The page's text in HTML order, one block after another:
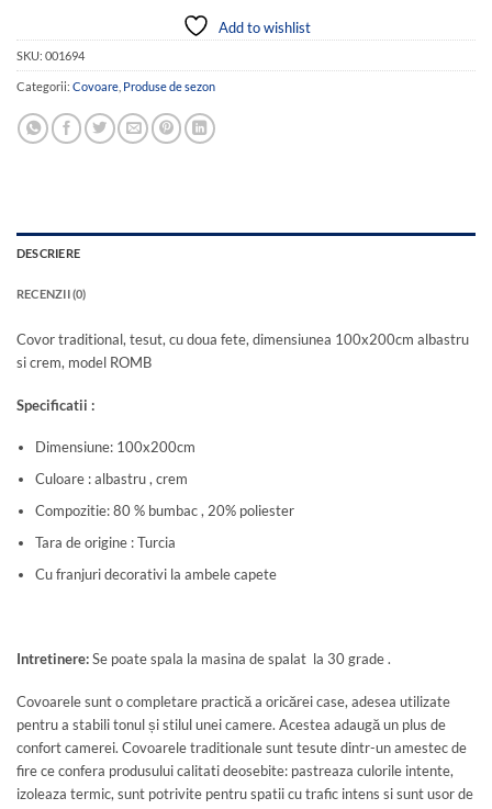
Add to wishlist
SKU: 001694
Categorii: Covoare Produse de sezon
DESCRIERE
RECENZII (0)
Covor traditional, tesut, cu doua fete, dimensiunea 100x200cm albastru
si crem, model ROMB
Specificatii :
Dimensiune: 100x200cm
Culoare : albastru , crem
Compozitie: 80 % bumbac , 20% poliester
Tara de origine : Turcia
Cu franjuri decorativi la ambele capete
Intretinere:Se poate spala la masina de spalat la 30 grade .
Covoarele sunt o completare practică a oricărei case, adesea utilizate
pentru a stabili tonul și stilul unei camere. Acestea adaugă un plus de
confort camerei. Covoarele traditionale sunt tesute dintr-un amestec de
fire ce confera produsului calitati deosebite: pastreaza culorile intente,
izoleaza termic, sunt potrivite pentru spatii cu trafic intens si sunt usor de